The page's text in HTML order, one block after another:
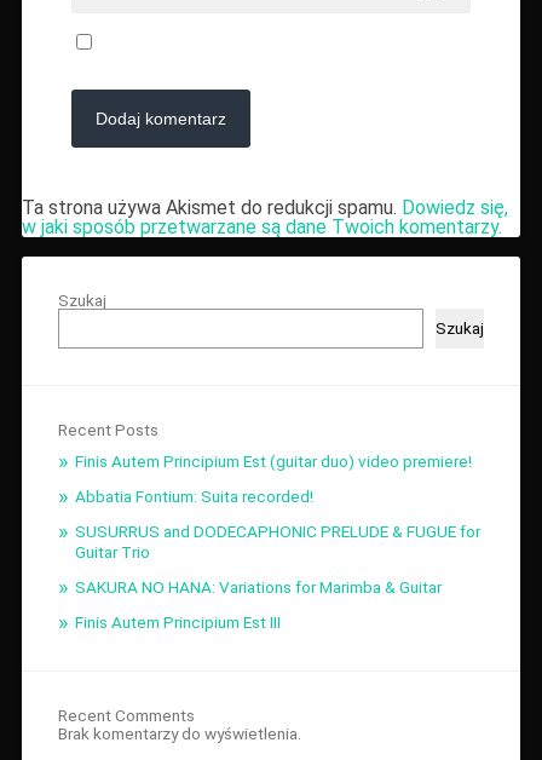
Ta strona używa Akismet do redukcji spamu. Dowiedz się,
w jaki sposób przetwarzane są dane Twoich komentarzy.
Szukaj
Szukaj
Recent Posts
Finis Autem Principium Est (guitar duo) video premiere!
Abbatia Fontium: Suita recorded!
SUSURRUS and DODECAPHONIC PRELUDE & FUGUE for
Guitar Trio
SAKURA NO HANA: Variations for Marimba & Guitar
Finis Autem Principium Est III
Recent Comments
Brak komentarzy do wyświetlenia.